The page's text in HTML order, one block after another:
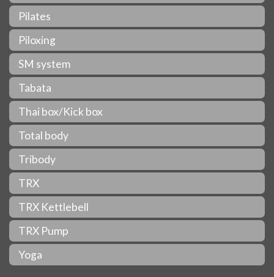
Pilates
Piloxing
SM system
Tabata
Thai box/Kick box
Total body
Tribody
TRX
TRX Kettlebell
TRX Pump
Yoga